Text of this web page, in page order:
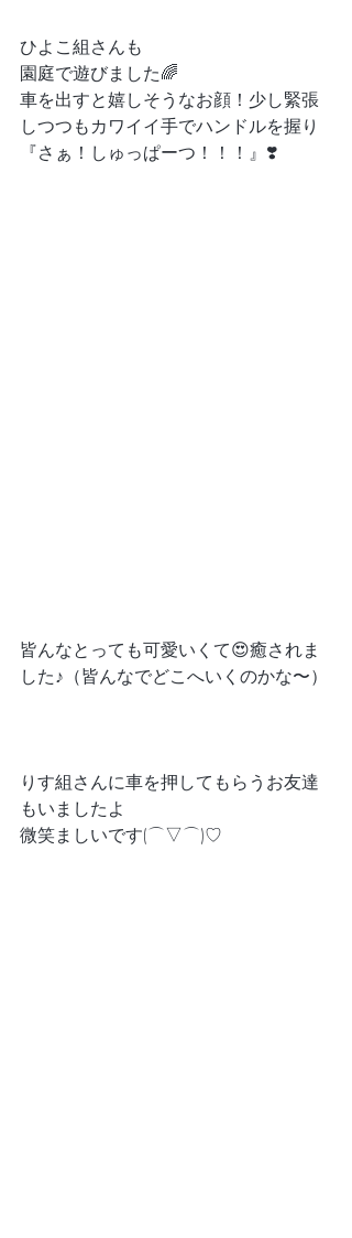
ひよこ組さんも
園庭で遊びました🌈
車を出すと嬉しそうなお顔！少し緊張
しつつもカワイイ手でハンドルを握り
『さぁ！しゅっぱーつ！！！』❣️
皆んなとっても可愛いくて😍癒されま
した♪（皆んなでどこへいくのかな〜）
りす組さんに車を押してもらうお友達
もいましたよ
微笑ましいです(⌒▽⌒)♡